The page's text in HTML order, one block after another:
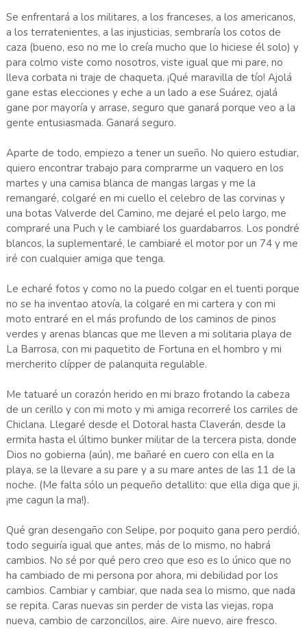
Se enfrentará a los militares, a los franceses, a los americanos,
a los terratenientes, a las injusticias, sembraría los cotos de
caza (bueno, eso no me lo creía mucho que lo hiciese él solo) y
para colmo viste como nosotros, viste igual que mi pare, no
lleva corbata ni traje de chaqueta. ¡Qué maravilla de tío! Ajolá
gane estas elecciones y eche a un lado a ese Suárez, ojalá
gane por mayoría y arrase, seguro que ganará porque veo a la
gente entusiasmada. Ganará seguro.
Aparte de todo, empiezo a tener un sueño. No quiero estudiar,
quiero encontrar trabajo para comprarme un vaquero en los
martes y una camisa blanca de mangas largas y me la
remangaré, colgaré en mi cuello el celebro de las corvinas y
una botas Valverde del Camino, me dejaré el pelo largo, me
compraré una Puch y le cambiaré los guardabarros. Los pondré
blancos, la suplementaré, le cambiaré el motor por un 74 y me
iré con cualquier amiga que tenga.
Le echaré fotos y como no la puedo colgar en el tuenti porque
no se ha inventao atovía, la colgaré en mi cartera y con mi
moto entraré en el más profundo de los caminos de pinos
verdes y arenas blancas que me lleven a mi solitaria playa de
La Barrosa, con mi paquetito de Fortuna en el hombro y mi
mercherito clípper de palanquita regulable.
Me tatuaré un corazón herido en mi brazo frotando la cabeza
de un cerillo y con mi moto y mi amiga recorreré los carriles de
Chiclana. Llegaré desde el Dotoral hasta Claverán, desde la
ermita hasta el último bunker militar de la tercera pista, donde
Dios no gobierna (aún), me bañaré en cuero con ella en la
playa, se la llevare a su pare y a su mare antes de las 11 de la
noche. (Me falta sólo un pequeño detallito: que ella diga que ji,
¡me cagun la ma!).
Qué gran desengaño con Selipe, por poquito gana pero perdió,
todo seguiría igual que antes, más de lo mismo, no habrá
cambios. No sé por qué pero creo que eso es lo único que no
ha cambiado de mi persona por ahora, mi debilidad por los
cambios. Cambiar y cambiar, que nada sea lo mismo, que nada
se repita. Caras nuevas sin perder de vista las viejas, ropa
nueva, cambio de carzoncillos, aire. Aire nuevo, aire fresco.